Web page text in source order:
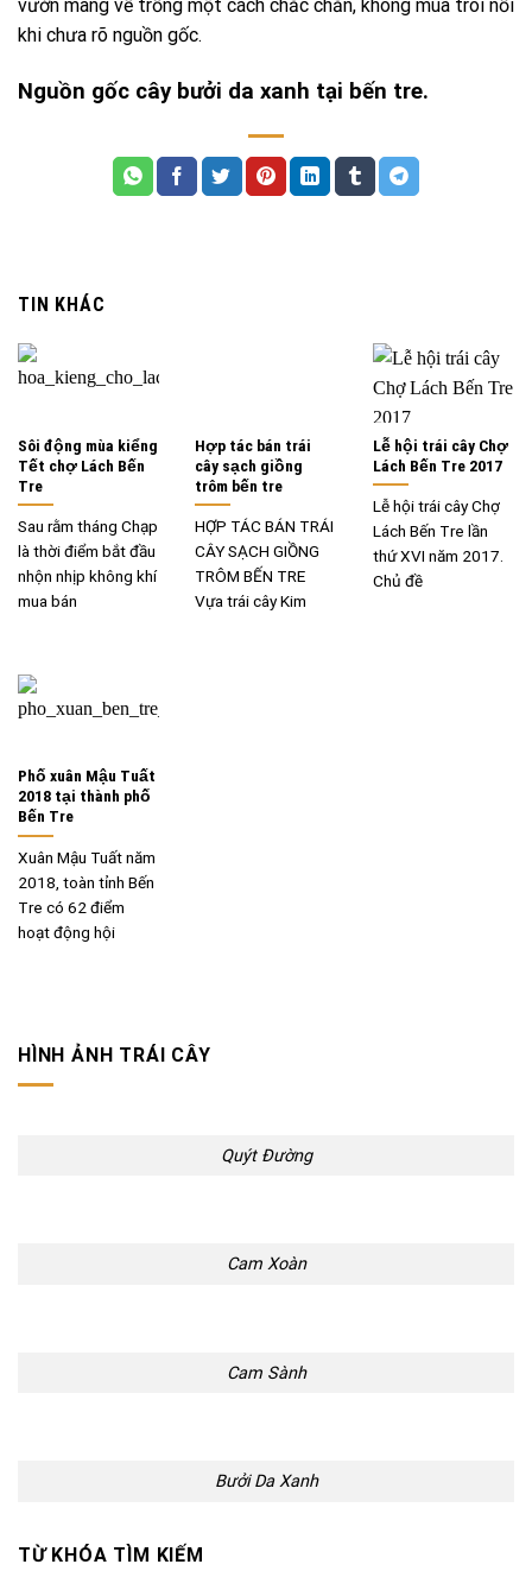
vườn mang về trồng một cách chắc chắn, không mua trôi nổi
khi chưa rõ nguồn gốc.
Nguồn gốc cây bưởi da xanh tại bến tre.
TIN KHÁC
Sôi động mùa kiểng
Tết chợ Lách Bến
Tre
Sau rằm tháng Chạp
là thời điểm bắt đầu
nhộn nhịp không khí
mua bán
Hợp tác bán trái
cây sạch giồng
trôm bến tre
HỢP TÁC BÁN TRÁI
CÂY SẠCH GIỒNG
TRÔM BẾN TRE
Vựa trái cây Kim
Lễ hội trái cây Chợ
Lách Bến Tre 2017
Lễ hội trái cây Chợ
Lách Bến Tre lần
thứ XVI năm 2017.
Chủ đề
Phố xuân Mậu Tuất
2018 tại thành phố
Bến Tre
Xuân Mậu Tuất năm
2018, toàn tỉnh Bến
Tre có 62 điểm
hoạt động hội
HÌNH ẢNH TRÁI CÂY
Quýt Đường
Cam Xoàn
Cam Sành
Bưởi Da Xanh
TỪ KHÓA TÌM KIẾM